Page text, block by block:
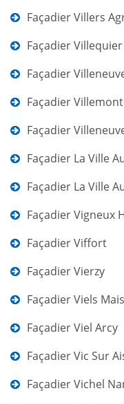
Façadier Villers
Façadier
Façadier
Façadier
Façadier
Façadier La Ville
Façadier La Ville
Façadier Vigneux
Façadier Viffort
Façadier Vierzy
Façadier Viels
Façadier Viel Arcy
Façadier Vic Sur
Façadier Vichel